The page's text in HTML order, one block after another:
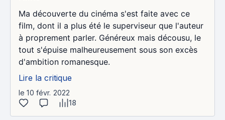
Ma découverte du cinéma s'est faite avec ce
film, dont il a plus été le superviseur que l'auteur
à proprement parler. Généreux mais décousu, le
tout s'épuise malheureusement sous son excès
d'ambition romanesque.
Lire la critique
le 10 févr. 2022
18